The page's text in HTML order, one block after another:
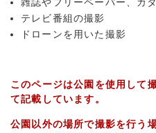
雑誌やフリーペーパー、カ
テレビ番組の撮影
ドローンを用いた撮影
このページは公園を使用して
て記載しています。
公園以外の場所で撮影を行う